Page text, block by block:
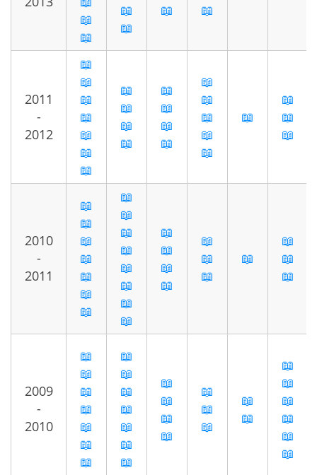
📖
📖
📖
📖
📖
📖
2011
-
2012
📖
📖
📖
📖
📖
📖
📖
📖
📖
📖
📖
📖
📖
📖
📖
📖
📖
📖
📖
📖
📖
📖
📖
📖
2010
-
2011
📖
📖
📖
📖
📖
📖
📖
📖
📖
📖
📖
📖
📖
📖
📖
📖
📖
📖
📖
📖
📖
📖
📖
📖
📖
📖
2009
-
2010
📖
📖
📖
📖
📖
📖
📖
📖
📖
📖
📖
📖
📖
📖
📖
📖
📖
📖
📖
📖
📖
📖
📖
📖
📖
📖
📖
📖
📖